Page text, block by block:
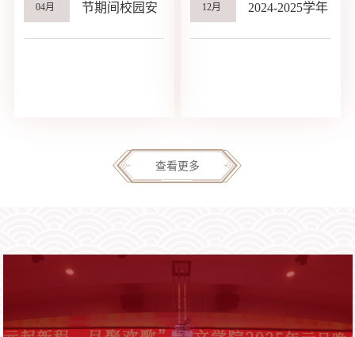
04月
节期间校园安
12月
2024-2025学年
查看更多